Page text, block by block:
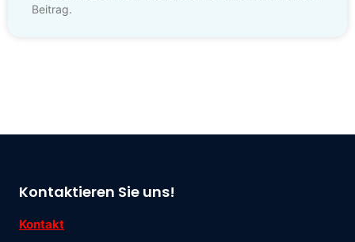
Beitrag.
Kontaktieren Sie uns!
Kontakt